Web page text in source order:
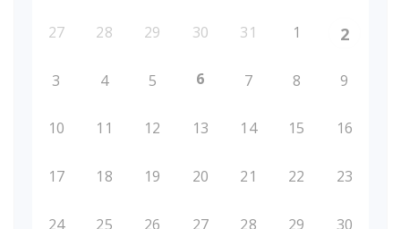
27 28 29 30 31 1 2
3 4 5 6 7 8 9
10 11 12 13 14 15 16
17 18 19 20 21 22 23
24 25 26 27 28 29 30